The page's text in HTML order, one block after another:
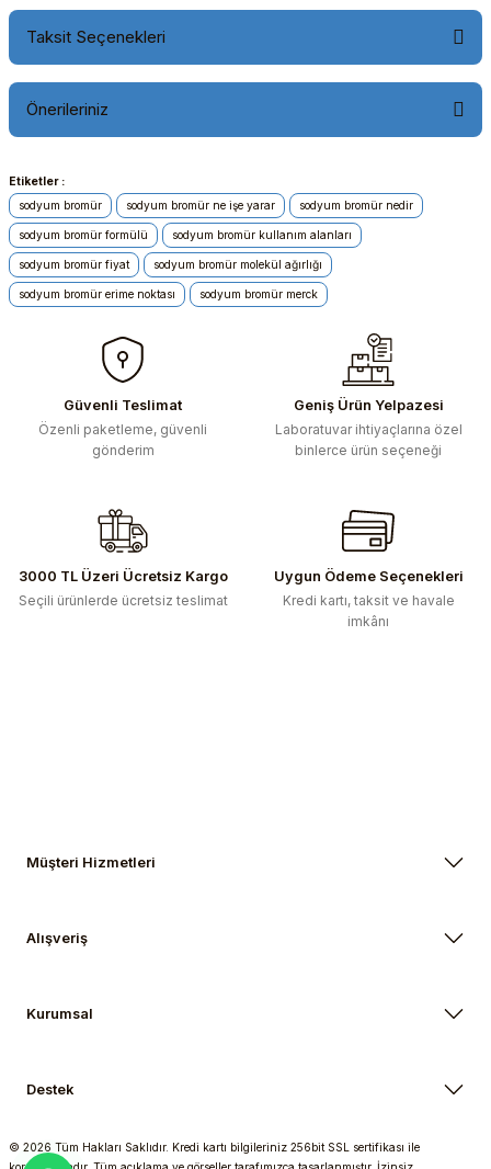
Taksit Seçenekleri
Önerileriniz
Bu ürünün fiyat bilgisi, resim, ürün açıklamalarında ve diğer
konularda yetersiz gördüğünüz noktaları öneri formunu
kullanarak tarafımıza iletebilirsiniz.
Görüş ve önerileriniz için teşekkür ederiz.
Ürün resmi kalitesiz, bozuk veya görüntülenemiyor.
Ürün bilgilerinde hatalar bulunuyor.
Bu ürüne benzer farklı alternatifler olmalı.
Gönder
Etiketler :
sodyum bromür
sodyum bromür ne işe yarar sodyum bromür nedir
sodyum bromür formülü sodyum bromür kullanım alanları
sodyum bromür fiyat sodyum bromür molekül ağırlığı
sodyum bromür erime noktası sodyum bromür merck
Güvenli Teslimat
Özenli paketleme, güvenli
gönderim
Geniş Ürün Yelpazesi
Laboratuvar ihtiyaçlarına özel
binlerce ürün seçeneği
3000 TL Üzeri Ücretsiz Kargo
Seçili ürünlerde ücretsiz teslimat
Uygun Ödeme Seçenekleri
Kredi kartı, taksit ve havale
imkânı
Müşteri Hizmetleri
Alışveriş
Kurumsal
Destek
© 2026 Tüm Hakları Saklıdır. Kredi kartı bilgileriniz 256bit SSL sertifikası ile